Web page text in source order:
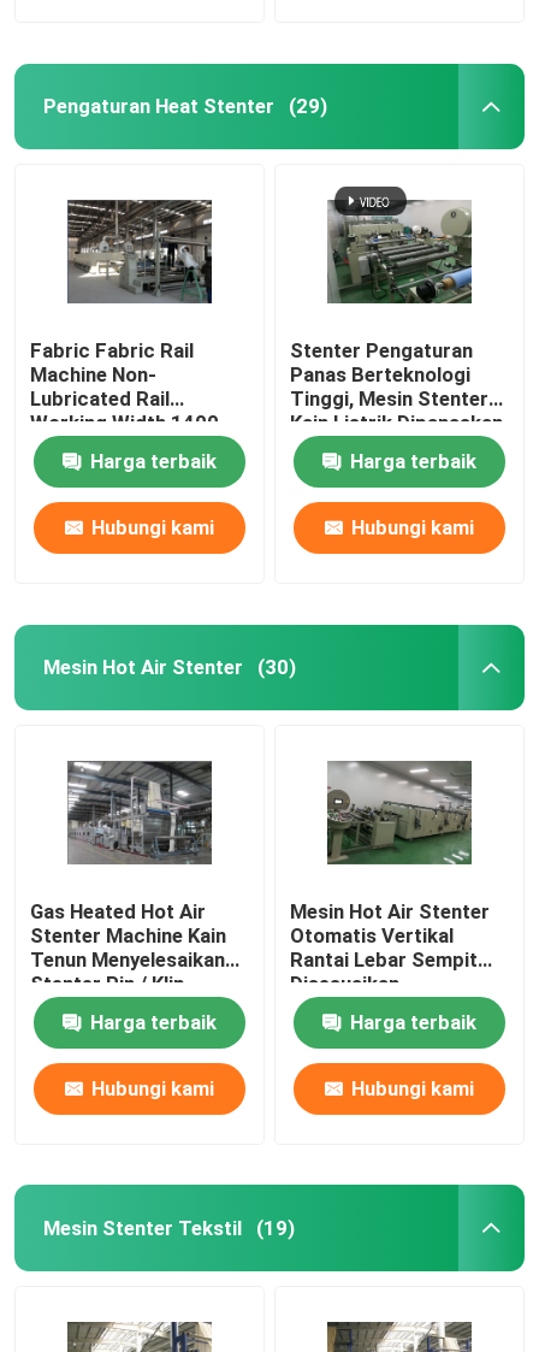
Pengaturan Heat Stenter (29)
Fabric Fabric Rail
Machine Non-
Lubricated Rail
Working Width 1400-
3600mm
Harga terbaik
Hubungi kami
Stenter Pengaturan
Panas Berteknologi
Tinggi, Mesin Stenter
Kain Listrik Dipanaskan
Harga terbaik
Hubungi kami
Mesin Hot Air Stenter (30)
Gas Heated Hot Air
Stenter Machine Kain
Tenun Menyelesaikan
Stenter Pin / Klip
Gabungan
Harga terbaik
Hubungi kami
Mesin Hot Air Stenter
Otomatis Vertikal
Rantai Lebar Sempit
Disesuaikan
Harga terbaik
Hubungi kami
Mesin Stenter Tekstil (19)